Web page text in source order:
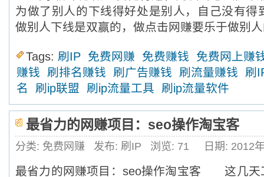
为做了别人的下线得好处是别人，自己没有得
做别人下线是双赢的，做点击网赚要乐于做别
Tags: 刷IP 免费网赚 免费赚钱
免费网上赚
赚钱
刷排名赚钱 刷广告赚钱 刷流量赚钱
刷
名
刷ip联盟 刷ip流量工具 刷ip流量软件
最省力的网赚项目：seo操作淘宝客
分类: 免费网赚 发布: 刷IP 浏览: 71 日期: 2012
最省力的网赚项目：seo操作淘宝客 这几天